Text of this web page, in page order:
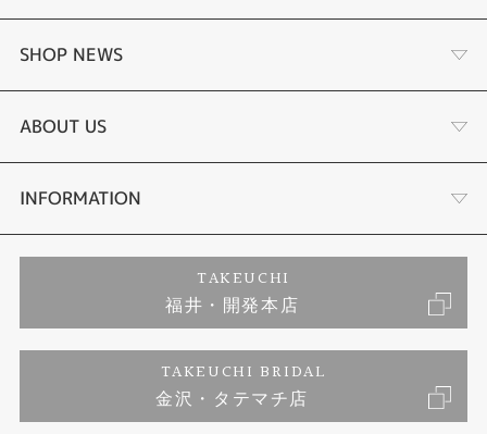
婚約指輪
結婚指輪
セットリング
婚約ネックレス
エタニティリング
SHOP NEWS
タケウチのこだわり
プロポーズサポート
ブランドリスト
ジュエリーリフォーム
福井指輪工房｜手作りペアリング
ABOUT US
会社概要
お客様の声
INFORMATION
プライバシーポリシー
TAKEUCHI
福井・開発本店
TAKEUCHI BRIDAL
金沢・タテマチ店